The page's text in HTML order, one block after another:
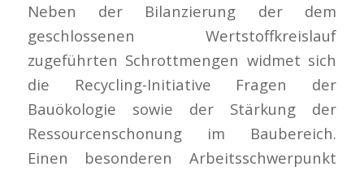
Neben der Bilanzierung der dem
geschlossenen Wertstoffkreislauf
zugeführten Schrottmengen widmet sich
die Recycling-Initiative Fragen der
Bauökologie sowie der Stärkung der
Ressourcenschonung im Baubereich.
Einen besonderen Arbeitsschwerpunkt